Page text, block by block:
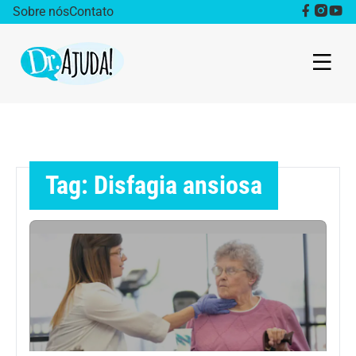
Sobre nósContato
Obesidade
Destaque
Bem estar
Vida Saudável
Saúde da mulher
Tag: Disfagia ansiosa